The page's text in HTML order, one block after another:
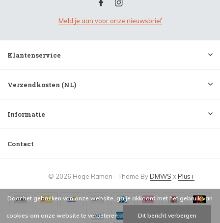
Meld je aan voor onze nieuwsbrief
Klantenservice
Verzendkosten (NL)
Informatie
Contact
© 2026 Hoge Ramen - Theme ByDMWS xPlus+
Door het gebruiken van onze website, ga je akkoord met het gebruik van
cookies om onze website te verbeteren. Dit bericht verbergen